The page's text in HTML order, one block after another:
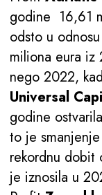
godine 16,61
odsto u
miliona eura
nego 2022,
Universal
godine
to je
rekordnu dobit
je iznosila u